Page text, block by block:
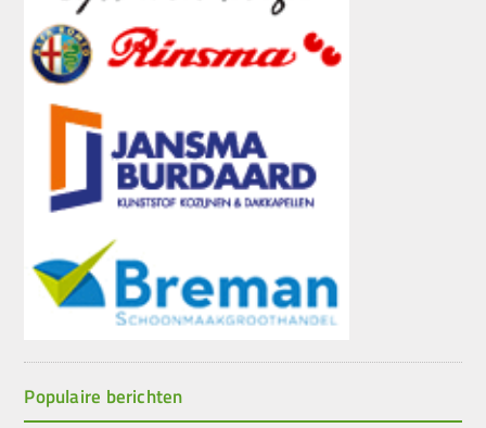
Populaire berichten